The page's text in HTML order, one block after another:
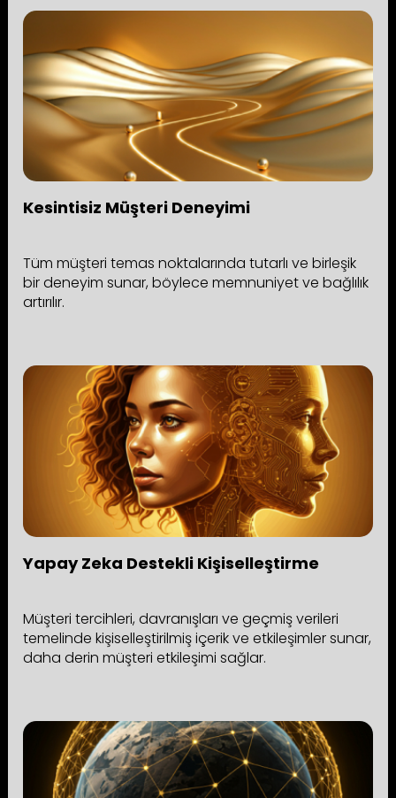
Kesintisiz Müşteri Deneyimi
Tüm müşteri temas noktalarında tutarlı ve birleşik
bir deneyim sunar, böylece memnuniyet ve bağlılık
artırılır.
Yapay Zeka Destekli Kişiselleştirme
Müşteri tercihleri, davranışları ve geçmiş verileri
temelinde kişiselleştirilmiş içerik ve etkileşimler sunar,
daha derin müşteri etkileşimi sağlar.